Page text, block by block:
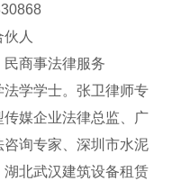
伙人
民商事法律服务
法学学士。张卫律师专
媒企业法律总监、广
询专家、深圳市水泥
北武汉建筑设备租赁